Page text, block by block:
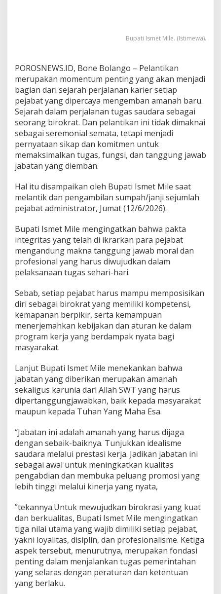
e
l
u
i
P
r
e
s
t
a
s
i
a
Bupati Ismet Mile. (Istimewa).
POROSNEWS.ID, Bone Bolango – Pelantikan
merupakan momentum penting yang akan menjadi
bagian dari sejarah perjalanan karier setiap
pejabat yang dipercaya mengemban amanah baru.
Sejarah dalam perjalanan tugas saudara sebagai
seorang birokrat. Dan pelantikan ini tidak dimaknai
sebagai seremonial semata, tetapi menjadi
pernyataan sikap dan komitmen untuk
memaksimalkan tugas, fungsi, dan tanggung jawab
jabatan yang diemban.
Hal itu disampaikan oleh Bupati Ismet Mile saat
melantik dan pengambilan sumpah/janji sejumlah
pejabat administrator, Jumat (12/6/2026).
Bupati Ismet Mile mengingatkan bahwa pakta
integritas yang telah di ikrarkan para pejabat
mengandung makna tanggung jawab moral dan
profesional yang harus diwujudkan dalam
pelaksanaan tugas sehari-hari.
Sebab, setiap pejabat harus mampu memposisikan
diri sebagai birokrat yang memiliki kompetensi,
kemapanan berpikir, serta kemampuan
menerjemahkan kebijakan dan aturan ke dalam
program kerja yang berdampak nyata bagi
masyarakat.
Lanjut Bupati Ismet Mile menekankan bahwa
jabatan yang diberikan merupakan amanah
sekaligus karunia dari Allah SWT yang harus
dipertanggungjawabkan, baik kepada masyarakat
maupun kepada Tuhan Yang Maha Esa.
“Jabatan ini adalah amanah yang harus dijaga
dengan sebaik-baiknya. Tunjukkan idealisme
saudara melalui prestasi kerja. Jadikan jabatan ini
sebagai awal untuk meningkatkan kualitas
pengabdian dan membuka peluang promosi yang
lebih tinggi melalui kinerja yang nyata,
”tekannya.Untuk mewujudkan birokrasi yang kuat
dan berkualitas, Bupati Ismet Mile mengingatkan
tiga nilai utama yang wajib dimiliki setiap pejabat,
yakni loyalitas, disiplin, dan profesionalisme. Ketiga
aspek tersebut, menurutnya, merupakan fondasi
penting dalam menjalankan tugas pemerintahan
yang selaras dengan peraturan dan ketentuan
yang berlaku.